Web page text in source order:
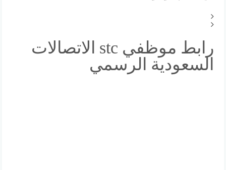
رابط موظفي stc الاتصالات
السعودية الرسمي